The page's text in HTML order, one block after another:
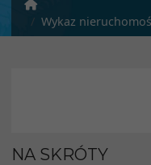
Wykaz nieruchomości gruntowych przeznaczonych do sprzedaży na rzecz użytkownika
NA SKRÓTY